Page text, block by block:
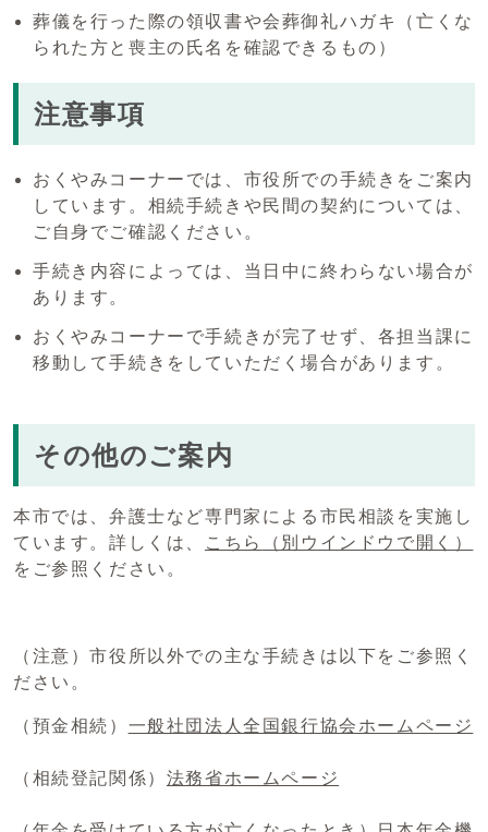
葬儀を行った際の領収書や会葬御礼ハガキ（亡くな
られた方と喪主の氏名を確認できるもの）
注意事項
おくやみコーナーでは、市役所での手続きをご案内
しています。相続手続きや民間の契約については、
ご自身でご確認ください。
手続き内容によっては、当日中に終わらない場合が
あります。
おくやみコーナーで手続きが完了せず、各担当課に
移動して手続きをしていただく場合があります。
その他のご案内
本市では、弁護士など専門家による市民相談を実施し
ています。詳しくは、
こちら
（別ウインドウで開く）
をご参照ください。
（注意）市役所以外での主な手続きは以下をご参照く
ださい。
（預金相続） 一般社団法人全国銀行協会ホームページ
（相続登記関係） 法務省ホームページ